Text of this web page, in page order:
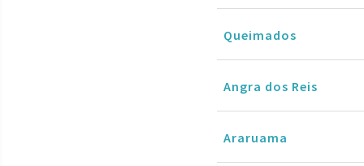
Queimados
Angra dos Reis
Araruama